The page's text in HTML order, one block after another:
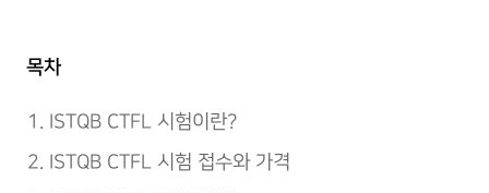
목차
ISTQB CTFL 시험이란?
ISTQB CTFL 시험 접수와 가격